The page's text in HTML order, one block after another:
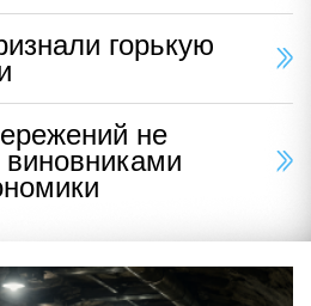
горькую
не
виновниками